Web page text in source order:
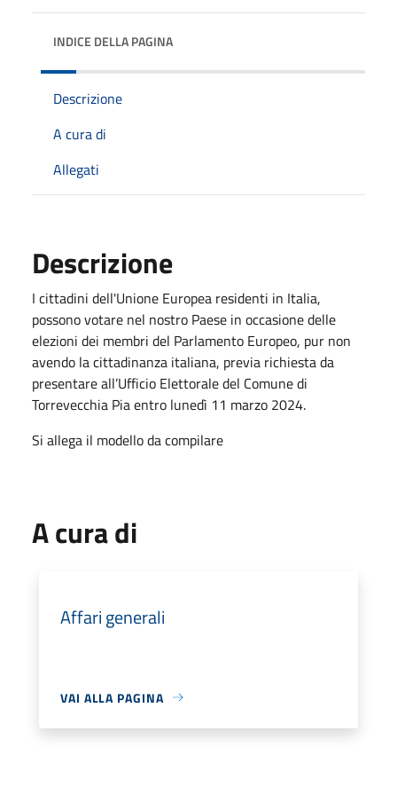
INDICE DELLA PAGINA
Descrizione
A cura di
Allegati
Descrizione
I cittadini dell'Unione Europea residenti in Italia,
possono votare nel nostro Paese in occasione delle
elezioni dei membri del Parlamento Europeo, pur non
avendo la cittadinanza italiana, previa richiesta da
presentare all’Ufficio Elettorale del Comune di
Torrevecchia Pia entro lunedì 11 marzo 2024.
Si allega il modello da compilare
A cura di
Affari generali
VAI ALLA PAGINA